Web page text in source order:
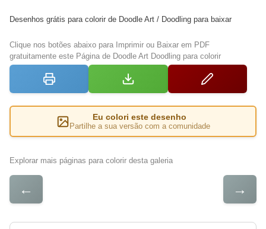
Desenhos grátis para colorir de Doodle Art / Doodling para baixar
Clique nos botões abaixo para Imprimir ou Baixar em PDF
gratuitamente este Página de Doodle Art Doodling para colorir
Eu colori este desenho
Partilhe a sua versão com a comunidade
Explorar mais páginas para colorir desta galeria
← →